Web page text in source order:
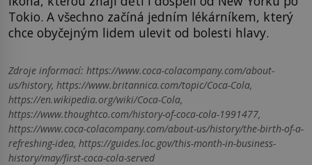
Tokio. A všechno začíná jedním lékárníkem, který
chce obyčejným lidem ulevit od bolesti hlavy.
Zdroje informací: https://www.coca-colacompany.com/about-
us/history, https://www.britannica.com/topic/Coca-Cola,
https://en.wikipedia.org/wiki/Coca-Cola,
https://www.thoughtco.com/history-of-coca-cola-1991477,
https://www.coca-colacompany.com/about-us/history/the-birth-of-a-
refreshing-idea, https://guides.loc.gov/this-month-in-business-
history/may/first-coca-cola-served